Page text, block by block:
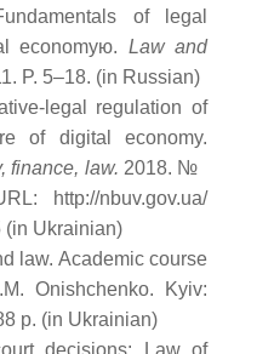
of legal
economyю. Law and
P. 5–18. (in Russian)
legal regulation of
of digital economy.
finance, law. 2018. №
http://nbuv.gov.ua/
(in Ukrainian)
law. Academic course
Onishchenko. Kyiv:
p. (in Ukrainian)